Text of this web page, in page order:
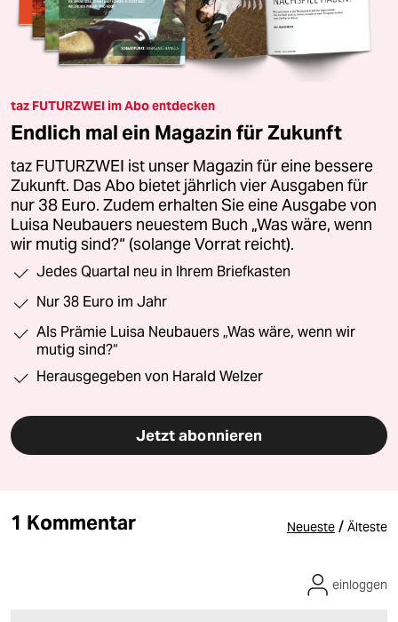
taz FUTURZWEI im Abo entdecken
Endlich mal ein Magazin für Zukunft
taz FUTURZWEI ist unser Magazin für eine bessere
Zukunft. Das Abo bietet jährlich vier Ausgaben für
nur 38 Euro. Zudem erhalten Sie eine Ausgabe von
Luisa Neubauers neuestem Buch „Was wäre, wenn
wir mutig sind?“ (solange Vorrat reicht).
Jedes Quartal neu in Ihrem Briefkasten
Nur 38 Euro im Jahr
Als Prämie Luisa Neubauers „Was wäre, wenn wir
mutig sind?“
Herausgegeben von Harald Welzer
Jetzt abonnieren
1 Kommentar Neueste / Älteste
einloggen